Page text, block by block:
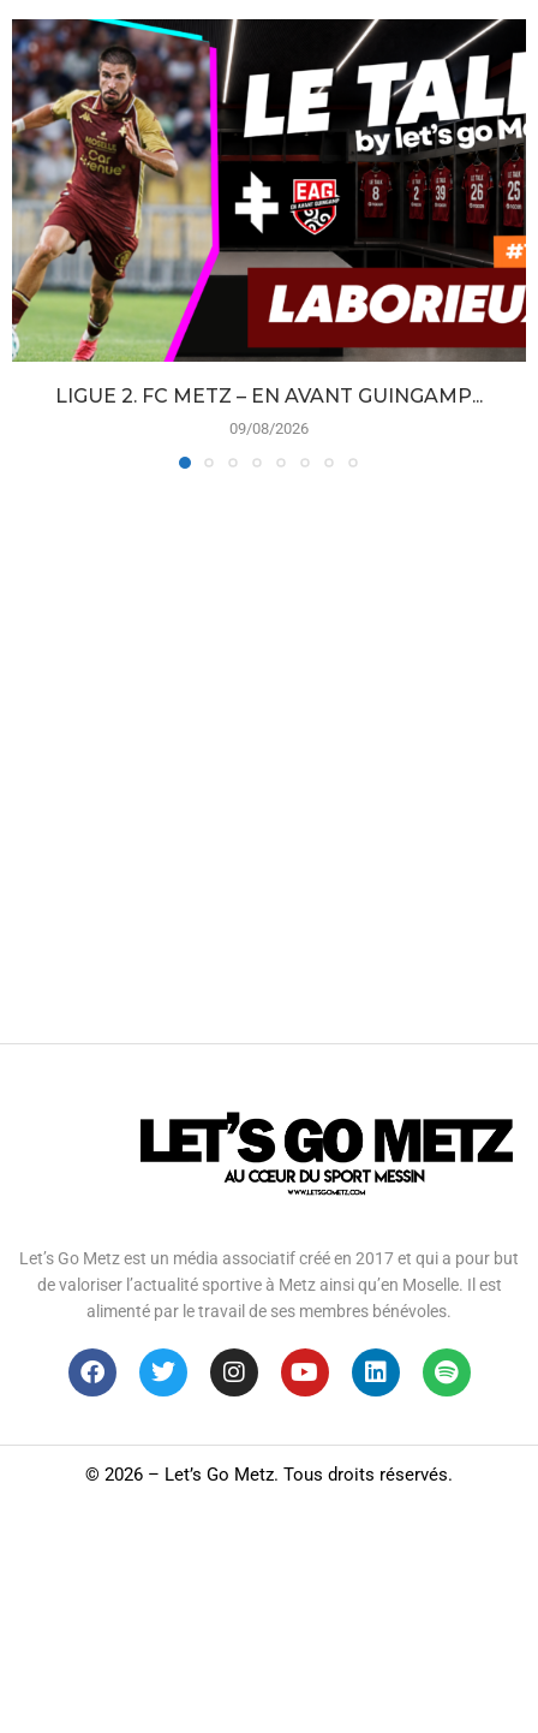
LIGUE 2. FC METZ – EN AVANT GUINGAMP...
09/08/2026
Let’s Go Metz est un média associatif créé en 2017 et qui a pour but
de valoriser l’actualité sportive à Metz ainsi qu’en Moselle. Il est
alimenté par le travail de ses membres bénévoles.
© 2026 – Let’s Go Metz. Tous droits réservés.